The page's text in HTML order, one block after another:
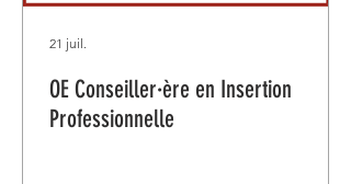
OE Conseiller·ère en Insertion
Professionnelle
21 juil.